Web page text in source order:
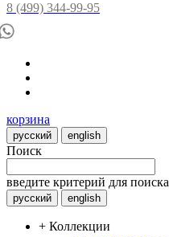
8 (499) 344-99-95
корзина
русский english
Поиск
введите критерий для поиска
русский english
+ Коллекции